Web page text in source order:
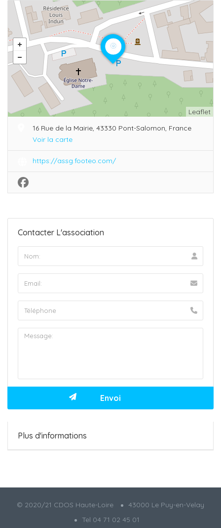
Leaflet
16 Rue de la Mairie, 43330 Pont-Salomon, France
Voir la carte
https://assg.footeo.com/
Contacter L'association
Plus d'informations
© 2020/21 CDOS Haute-Loire
43000 Le Puy-en-Velay
Tel 04 71 02 45 01